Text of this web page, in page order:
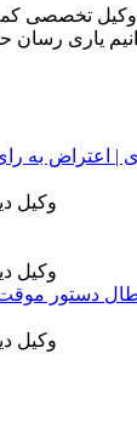
یاری
دستور